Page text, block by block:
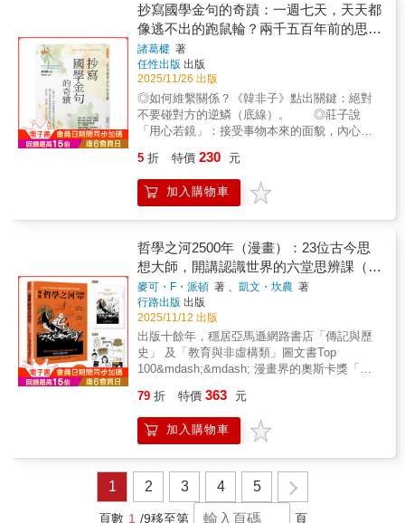
來，這些工作女性的模樣。 這不僅是單純
的訪談集，還透過數據與統計分析， 點出
她們勞動被低估的結構性問題，重新審視其價
值。 書中包含文字訪談、數據分析、如實
展現大姊風采的照片， 以及現場訪談影片
QR Code等。 「在我心裡，我並不想當誰
的媽媽、妻子，而是想要找到自己。」 一
生都在工作、享受工作、擁有自己品味的人；
不讓人生的不幸化為悲哀、任其擴大的
人； 能以自己的語言，講述自己人生的人
salvation, these notes connect Drucker’s
modern insights with the timeless questions of
freedom, faith, and human responsibility.
Inside this volume: The Inner Chapters:
Detailed study notes and reflections on eight
seminal Drucker articles, including "The
Unfashionable Kierkegaard" and "Management
as a Social Function and Liberal Art." The
bridge Drucker’s social ecology with the works
of Western sages and literary giants, offering
a cross-temporal spiritual dialogue.This book
business and engage with the "why" behind
the "how." It is a testament to the power of
deep reading and the enduring relevance of
Drucker’s vision for a functioning society.
抄寫國學金句的奇蹟：一週七天，天天都
像逃不出的跑鼠輪？兩千五百年前的思想
家早已寫下解方，抄原典、抄超譯，帶來
的改變令你驚奇。
諸葛楗 著
任性出版 出版
2025/11/26 出版
◎如何維繫關係？《韓非子》點出關鍵：絕對
不要碰對方的逆鱗（底線）。 ◎莊子說
「用心若鏡」：接受事物本來的面貌，內心就
乎爾者也。」你怎麼待人，結果會回應到你身
上。 作者諸葛楗，學生時期曾是不良少
年， 二十多歲時意識到自己走錯了路，
東洋哲學。 他將閱讀哲學經典的領悟上
傳至YouTube，點閱數超過150萬。 現代
人工作忙碌，週一很憂鬱、週二得提勁，週四
開始坐不住， 到了週日晚上，又得面對
可怕的週一。 一週七天的迴圈，人生就
像跑鼠輪？ 作者重新詮釋兩千五百年前
的中國思想家墨子、莊子、孔子、孟子等經典
語錄， 根據每天的身心狀態，提供心靈
解方。 因為他從練習書法的過程中體會
到： 一句話若寫數十遍、上百遍，最後
《論語》，穩住生活的重心 週一就像
陀螺開始轉動，抓穩重心，剩下六天就能順利
運轉， 《論語》談人的本分、生活的
信念，幫助你穩定心情。 孔子說：
「溫故而知新，可以為師。」 學習固
然重要，但更重要的是，不把自己知道的事視
5 折 特價 230 元
加入購物車
哲學之河2500年（漫畫）：23位古今思
想大師，開講認識世界的六堂思辨課（首
刷附贈16×11.8公分Ｑ萌資料夾，贈完即
止！）
麥可・F・派頓 著 、凱文・坎農 著
行路出版 出版
2025/11/12 出版
出版十餘年，穩居亞馬遜網路書店「傳記與歷
史」 及「教育與非虛構類」圖文書Top
100&mdash;&mdash; 漫畫界的奧斯卡獎「艾
持人 ＝讀者力挺：「最幽默風趣、引人入勝的
哲學概論！」 （本書第一版名為《漫畫哲學之
河》，內容無增修，請避免重複購買） ＊＊＊
來劃定？&hellip;&hellip; 哲學不是離我們遙遠
的象牙塔知識與泛泛空談，而是關於每個人、
每天都在面對的問題。 嚴謹的哲學家派頓與知
79 折 特價 363 元
加入購物車
1 2 3 4 5
頁數 1 /9移至第 頁